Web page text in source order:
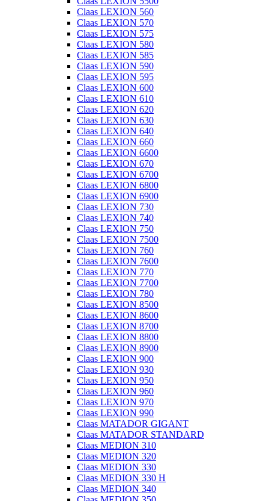
Claas LEXION 560
Claas LEXION 570
Claas LEXION 575
Claas LEXION 580
Claas LEXION 585
Claas LEXION 590
Claas LEXION 595
Claas LEXION 600
Claas LEXION 610
Claas LEXION 620
Claas LEXION 630
Claas LEXION 640
Claas LEXION 660
Claas LEXION 6600
Claas LEXION 670
Claas LEXION 6700
Claas LEXION 6800
Claas LEXION 6900
Claas LEXION 730
Claas LEXION 740
Claas LEXION 750
Claas LEXION 7500
Claas LEXION 760
Claas LEXION 7600
Claas LEXION 770
Claas LEXION 7700
Claas LEXION 780
Claas LEXION 8500
Claas LEXION 8600
Claas LEXION 8700
Claas LEXION 8800
Claas LEXION 8900
Claas LEXION 900
Claas LEXION 930
Claas LEXION 950
Claas LEXION 960
Claas LEXION 970
Claas LEXION 990
Claas MATADOR GIGANT
Claas MATADOR STANDARD
Claas MEDION 310
Claas MEDION 320
Claas MEDION 330
Claas MEDION 330 H
Claas MEDION 340